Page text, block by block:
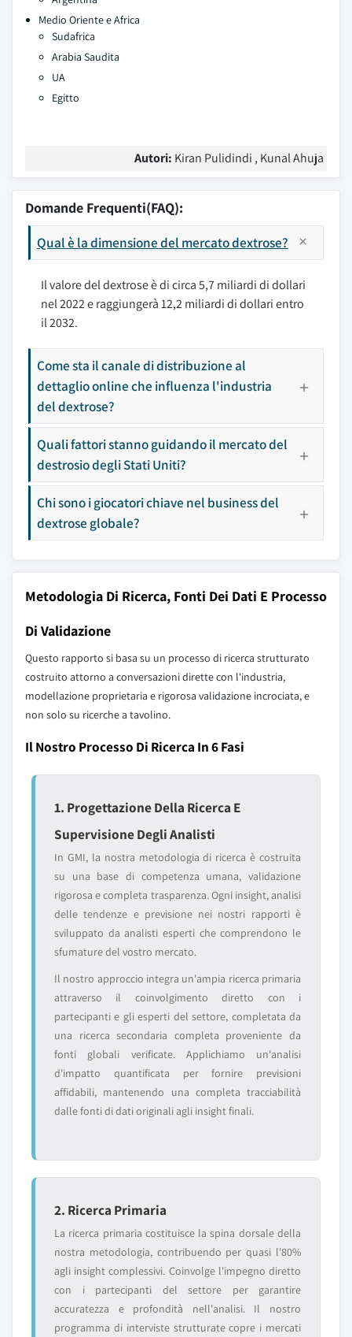
Medio Oriente e Africa
Sudafrica
Arabia Saudita
UA
Egitto
Autori: Kiran Pulidindi , Kunal Ahuja
Domande Frequenti(FAQ):
Qual è la dimensione del mercato dextrose?
Il valore del dextrose è di circa 5,7 miliardi di dollari
nel 2022 e raggiungerà 12,2 miliardi di dollari entro
il 2032.
Come sta il canale di distribuzione al
dettaglio online che influenza l'industria
del dextrose?
Quali fattori stanno guidando il mercato del
destrosio degli Stati Uniti?
Chi sono i giocatori chiave nel business del
dextrose globale?
Metodologia Di Ricerca, Fonti Dei Dati E Processo
Di Validazione
Questo rapporto si basa su un processo di ricerca strutturato
costruito attorno a conversazioni dirette con l'industria,
modellazione proprietaria e rigorosa validazione incrociata, e
non solo su ricerche a tavolino.
Il Nostro Processo Di Ricerca In 6 Fasi
1. Progettazione Della Ricerca E
Supervisione Degli Analisti
In GMI, la nostra metodologia di ricerca è costruita
su una base di competenza umana, validazione
rigorosa e completa trasparenza. Ogni insight, analisi
delle tendenze e previsione nei nostri rapporti è
sviluppato da analisti esperti che comprendono le
sfumature del vostro mercato.
Il nostro approccio integra un'ampia ricerca primaria
attraverso il coinvolgimento diretto con i
partecipanti e gli esperti del settore, completata da
una ricerca secondaria completa proveniente da
fonti globali verificate. Applichiamo un'analisi
d'impatto quantificata per fornire previsioni
affidabili, mantenendo una completa tracciabilità
dalle fonti di dati originali agli insight finali.
2. Ricerca Primaria
La ricerca primaria costituisce la spina dorsale della
nostra metodologia, contribuendo per quasi l'80%
agli insight complessivi. Coinvolge l'impegno diretto
con i partecipanti del settore per garantire
accuratezza e profondità nell'analisi. Il nostro
programma di interviste strutturate copre i mercati